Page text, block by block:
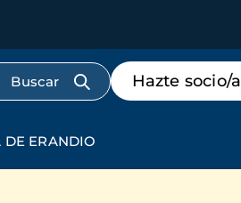
Menú
de
destacados
Hazte socio/a
ERANDIO